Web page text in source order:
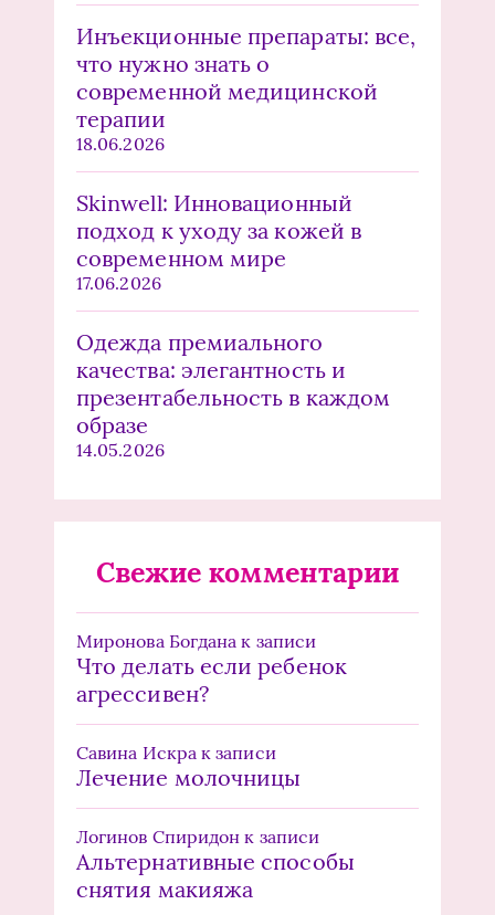
Инъекционные препараты: все,
что нужно знать о
современной медицинской
терапии
18.06.2026
Skinwell: Инновационный
подход к уходу за кожей в
современном мире
17.06.2026
Одежда премиального
качества: элегантность и
презентабельность в каждом
образе
14.05.2026
Свежие комментарии
Миронова Богдана к записи
Что делать если ребенок
агрессивен?
Савина Искра к записи
Лечение молочницы
Логинов Спиридон к записи
Альтернативные способы
снятия макияжа